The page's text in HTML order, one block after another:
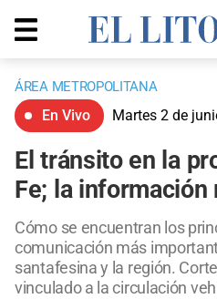
ÁREA METROPOLITANA
En Vivo Martes 2 de
El tránsito en la
Fe; la
Cómo se encuentran los
comunicación más
santafesina y la región.
vinculado a la circulación